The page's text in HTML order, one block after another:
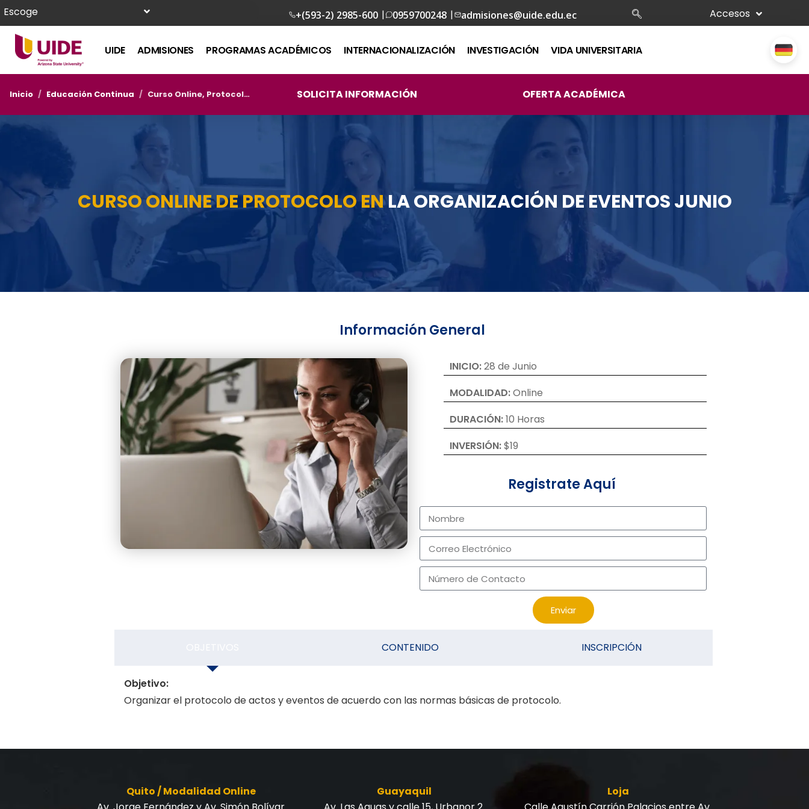
Escoge +(593-2) 2985-600 | 0959700248 | admisiones@uide.edu.ec Accesos
UIDE ADMISIONES PROGRAMAS ACADÉMICOS INTERNACIONALIZACIÓN INVESTIGACIÓN VIDA UNIVERSITARIA
Inicio / Educación Continua / Curso Online, Protocolo en la Organización de Eventos – Junio SOLICITA INFORMACIÓN OFERTA ACADÉMICA
CURSO ONLINE DE PROTOCOLO ENLA ORGANIZACIÓN DE EVENTOS JUNIO
Información General
INICIO:28 de Junio
MODALIDAD:Online
DURACIÓN:10 Horas
INVERSIÓN:$19
Registrate Aquí
Enviar
CONTENIDO INSCRIPCIÓN
Objetivo:
Organizar el protocolo de actos y eventos de acuerdo con las normas básicas de protocolo.
Quito / Modalidad Online
Guayaquil
Loja